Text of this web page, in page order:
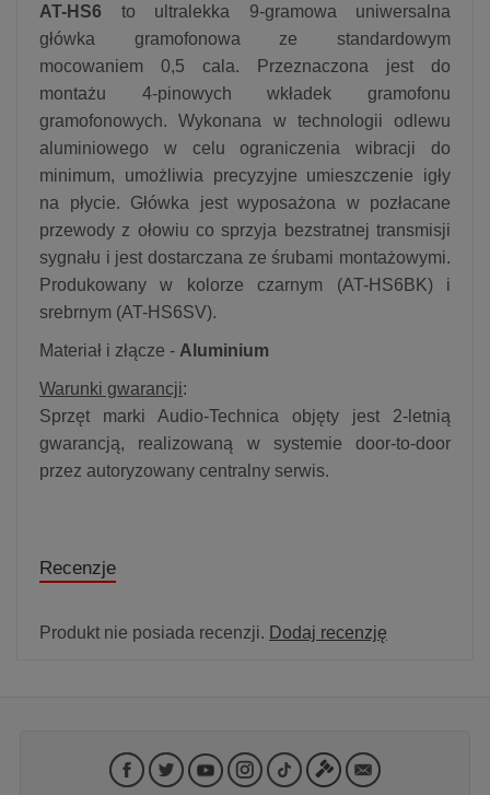
AT-HS6 to ultralekka 9-gramowa uniwersalna
główka gramofonowa ze standardowym
mocowaniem 0,5 cala. Przeznaczona jest do
montażu 4-pinowych wkładek gramofonu
gramofonowych. Wykonana w technologii odlewu
aluminiowego w celu ograniczenia wibracji do
minimum, umożliwia precyzyjne umieszczenie igły
na płycie. Główka jest wyposażona w pozłacane
przewody z ołowiu co sprzyja bezstratnej transmisji
sygnału i jest dostarczana ze śrubami montażowymi.
Produkowany w kolorze czarnym (AT-HS6BK) i
srebrnym (AT-HS6SV).
Materiał i złącze - Aluminium
Warunki gwarancji:
Sprzęt marki Audio-Technica objęty jest 2-letnią
gwarancją, realizowaną w systemie door-to-door
przez autoryzowany centralny serwis.
Recenzje
Produkt nie posiada recenzji. Dodaj recenzję